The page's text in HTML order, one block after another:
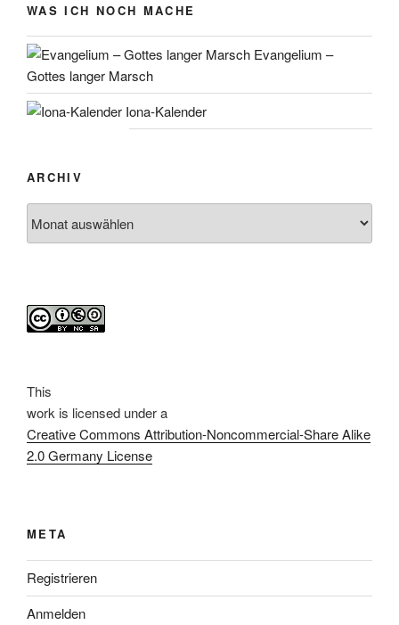
WAS ICH NOCH MACHE
Evangelium –
Gottes langer Marsch
Iona-Kalender
ARCHIV
This
work is licensed under a
Creative Commons Attribution-Noncommercial-Share Alike
2.0 Germany License
META
Registrieren
Anmelden